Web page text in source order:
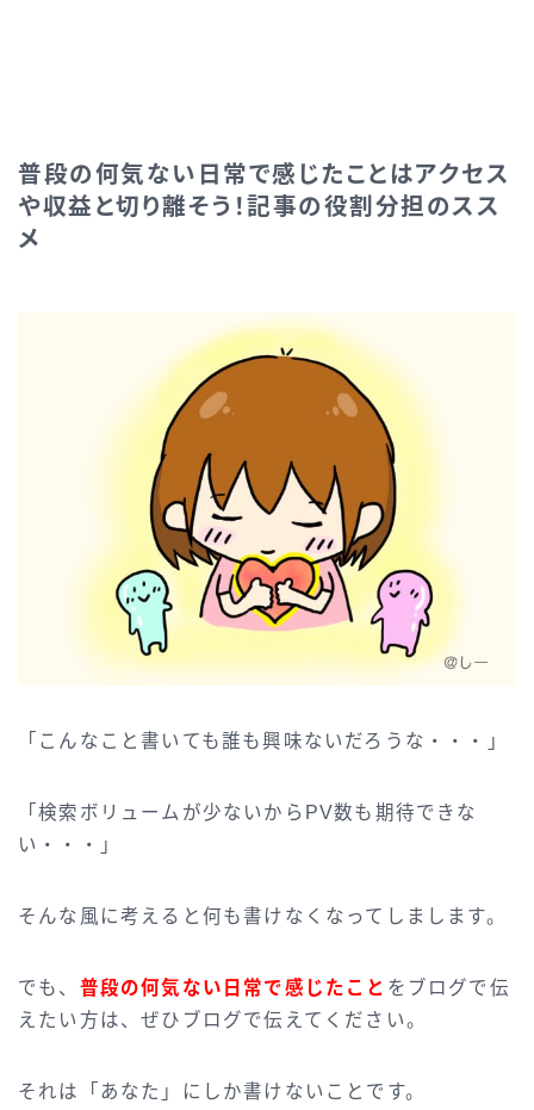
普段の何気ない日常で感じたことはアクセス
や収益と切り離そう！記事の役割分担のスス
メ
「こんなこと書いても誰も興味ないだろうな・・・」
「検索ボリュームが少ないからPV数も期待できな
い・・・」
そんな風に考えると何も書けなくなってしまします。
でも、 普段の何気ない日常で感じたこと をブログで伝
えたい方は、ぜひブログで伝えてください。
それは「あなた」にしか書けないことです。